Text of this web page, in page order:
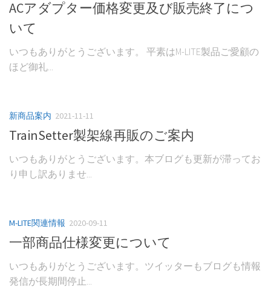
ACアダプター価格変更及び販売終了につ
いて
いつもありがとうございます。 平素はM-LITE製品ご愛顧の
ほど御礼...
新商品案内 2021-11-11
TrainSetter製架線再販のご案内
いつもありがとうございます。本ブログも更新が滞ってお
り申し訳ありませ...
M-LITE関連情報 2020-09-11
一部商品仕様変更について
いつもありがとうございます。ツイッターもブログも情報
発信が長期間停止...